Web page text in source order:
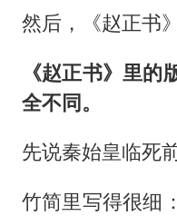
然后，《赵正书
《赵正书》里
全不同。
先说秦始皇临死
竹简里写得很细